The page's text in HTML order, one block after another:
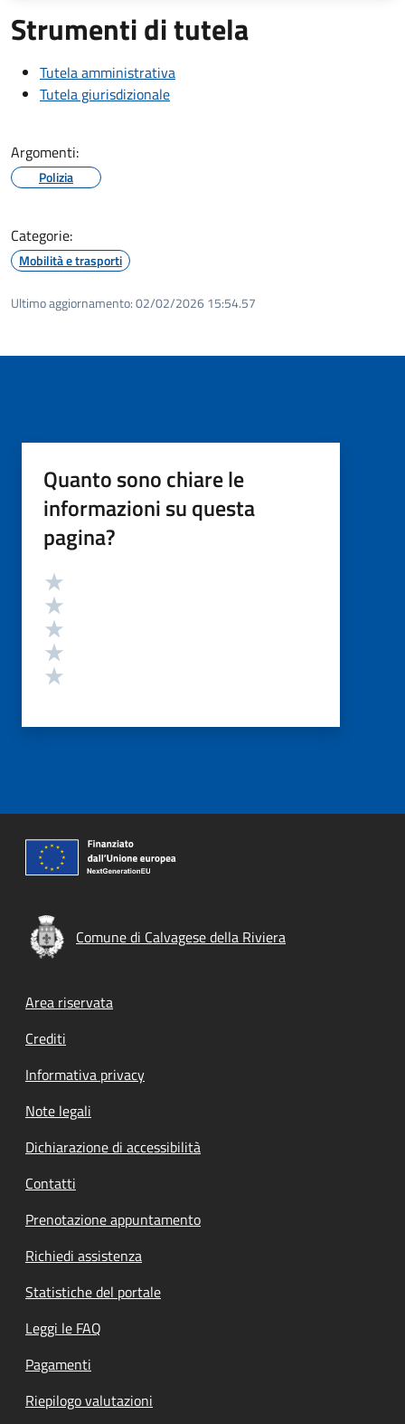
Strumenti di tutela
Tutela amministrativa
Tutela giurisdizionale
Argomenti:
Polizia
Categorie:
Mobilità e trasporti
Ultimo aggiornamento:02/02/2026 15:54.57
Quanto sono chiare le
informazioni su questa
pagina?
Valutazione
Comune di Calvagese della Riviera
Footer menu
Area riservata
Crediti
Informativa privacy
Note legali
Dichiarazione di accessibilità
Contatti
Prenotazione appuntamento
Richiedi assistenza
Statistiche del portale
Leggi le FAQ
Pagamenti
Riepilogo valutazioni